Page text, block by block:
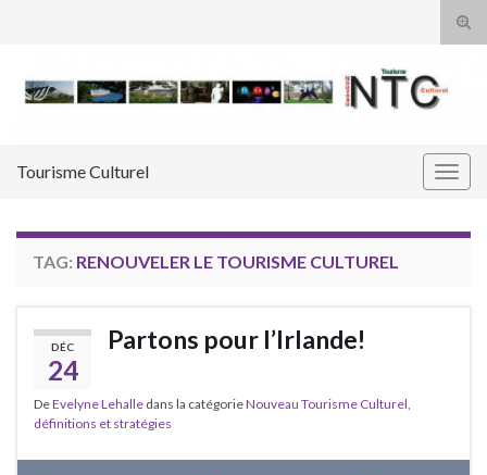
Tourisme Culturel
TAG: RENOUVELER LE TOURISME CULTUREL
DÉC
24
Partons pour l’Irlande!
DeEvelyne Lehalle dans la catégorieNouveau Tourisme Culturel,
définitions et stratégies